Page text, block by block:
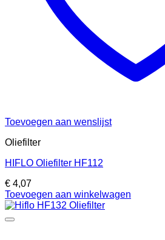
Toevoegen aan wenslijst
Oliefilter
HIFLO Oliefilter HF112
€ 4,07
Toevoegen aan winkelwagen